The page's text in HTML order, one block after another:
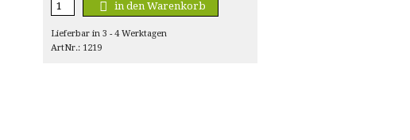
in den Warenkorb
Lieferbar in 3 - 4 Werktagen
ArtNr.: 1219